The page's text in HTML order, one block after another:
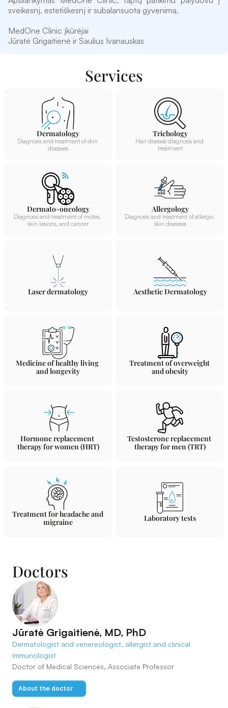
sveikesnį, estetiškesnį ir subalansuotą gyvenimą.
MedOne Clinic įkūrėjai
Jūratė Grigaitienė ir Saulius Ivanauskas
Services
Dermatology
Diagnosis and treatment of skin
diseases
Trichology
Hair disease diagnosis and
treatment
Dermato-oncology
Diagnosis and treatment of moles,
skin lesions, and cancer
Allergology
Diagnosis and treatment of allergic
skin diseases
Laser dermatology Aesthetic Dermatology
Medicine of healthy living
and longevity
Treatment of overweight
and obesity
Hormone replacement
therapy for women (HRT)
Testosterone replacement
therapy for men (TRT)
Treatment for headache and
migraine
Laboratory tests
Doctors
Jūratė Grigaitienė, MD, PhD
Dermatologist and venereologist, allergist and clinical
immunologist
Doctor of Medical Sciences, Associate Professor
About the doctor